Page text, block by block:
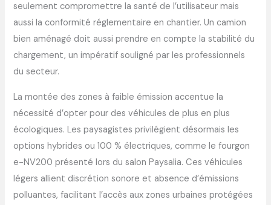
seulement compromettre la santé de l’utilisateur mais
aussi la conformité réglementaire en chantier. Un camion
bien aménagé doit aussi prendre en compte la stabilité du
chargement, un impératif souligné par les professionnels
du secteur.
La montée des zones à faible émission accentue la
nécessité d’opter pour des véhicules de plus en plus
écologiques. Les paysagistes privilégient désormais les
options hybrides ou 100 % électriques, comme le fourgon
e-NV200 présenté lors du salon Paysalia. Ces véhicules
légers allient discrétion sonore et absence d’émissions
polluantes, facilitant l’accès aux zones urbaines protégées